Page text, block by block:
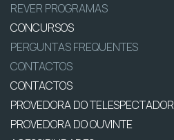
REVER PROGRAMAS
CONCURSOS
PERGUNTAS FREQUENTES
CONTACTOS
CONTACTOS
PROVEDORA DO TELESPECTADOR
PROVEDORA DO OUVINTE